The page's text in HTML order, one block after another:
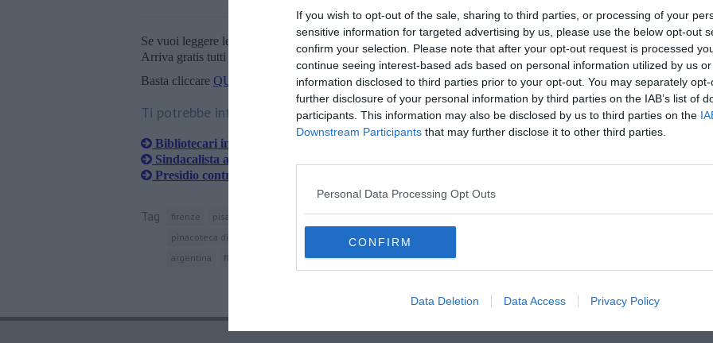
If you wish to opt-out of the sale, sharing to third parties, or processing of your
sensitive information for targeted advertising by us, please use the below opt-out
confirm your selection. Please note that after your opt-out request is processed
continue seeing interest-based ads based on personal information utilized by us
information disclosed to third parties prior to your opt-out. You may separately
further disclosure of your personal information by third parties on the IAB’s list of
participants. This information may also be disclosed by us to third parties on the
Downstream Participants that may further disclose it to other third parties.
Personal Data Processing Opt Outs
CONFIRM
Data Deletion Data Access Privacy Policy
Se vuoi leggere le notizie principali della Toscana iscriviti alla
Newsletter QUInews - ToscanaMedia.
Arriva gratis tutti i giorni alle 20:00 direttamente nella tua casella di posta.
Basta cliccare QUI
Ti potrebbe interessare anche:
Bibliotecari in piazza, posti di lavoro a rischio
Sindacalista aggredito durante lo sciopero
Presidio contro il bando musei, 250 lavoratori a rischio
Tag firenze pisa storia della repubblica italiana cgil uffizi toscana piazza del plebiscito
napoli
pinacoteca di brera
brescia gallerie dell'accademia
argentina
filcams